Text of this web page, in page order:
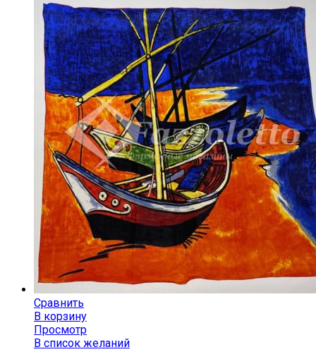
Сравнить
В корзину
Просмотр
В список желаний